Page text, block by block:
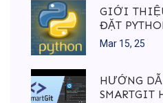
GIỚI
ĐẶT
Mar 15, 25
HƯỚNG
SMARTGIT